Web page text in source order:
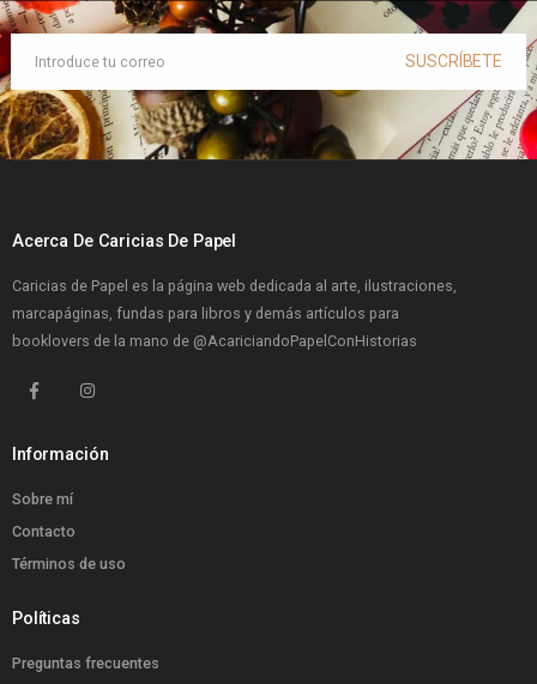
SUSCRÍBETE
Acerca De Caricias De Papel
Caricias de Papel es la página web dedicada al arte, ilustraciones,
marcapáginas, fundas para libros y demás artículos para
booklovers de la mano de @AcariciandoPapelConHistorias
Información
Sobre mí
Contacto
Términos de uso
Políticas
Preguntas frecuentes